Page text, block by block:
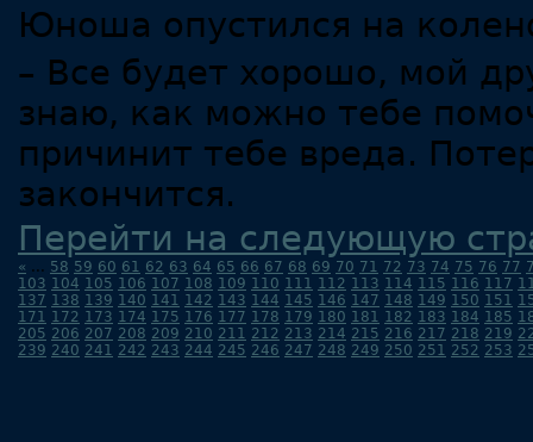
Юноша опустился на
– Все будет хорошо, мой
знаю, как можно тебе
причинит тебе вреда.
закончится.
Перейти на следующую
« ... 58 59 60 61 62 63 64 65 66 67 68 69 70 71 72 73 74 75 76 77
103 104 105 106 107 108 109 110 111 112 113 114 115 116 117
137 138 139 140 141 142 143 144 145 146 147 148 149 150 151
171 172 173 174 175 176 177 178 179 180 181 182 183 184 185
205 206 207 208 209 210 211 212 213 214 215 216 217 218 219
239 240 241 242 243 244 245 246 247 248 249 250 251 252 253